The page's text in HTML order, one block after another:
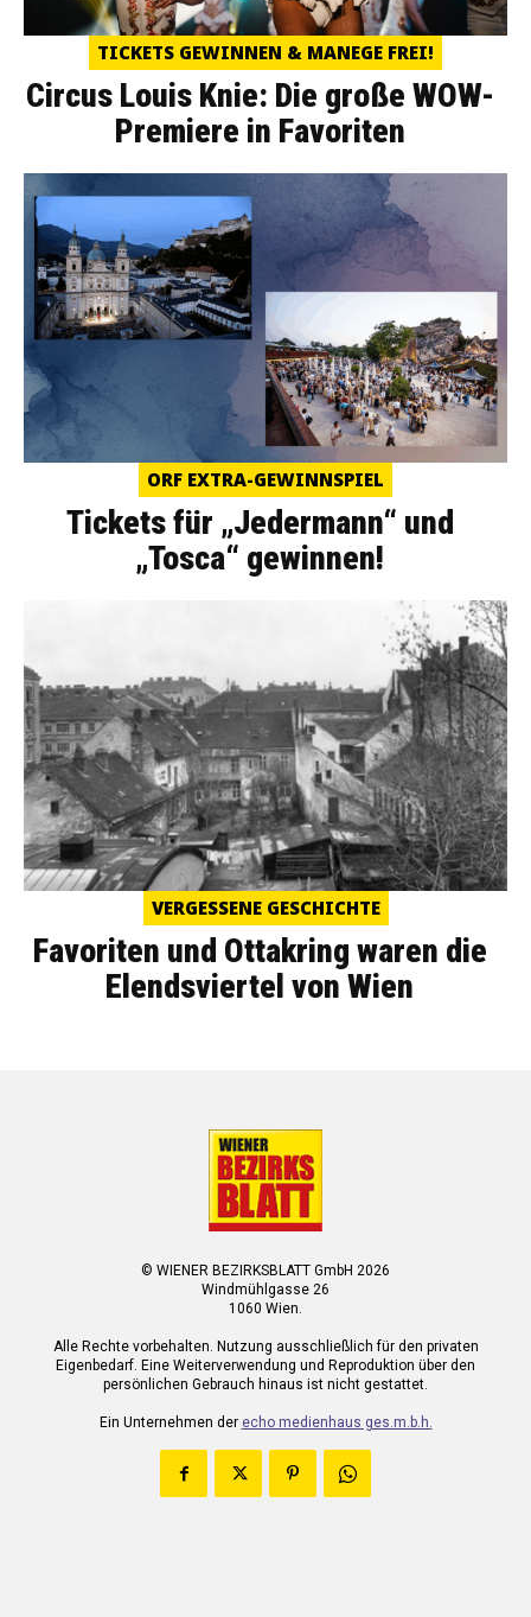
TICKETS GEWINNEN & MANEGE FREI!
Circus Louis Knie: Die große WOW-
Premiere in Favoriten
ORF EXTRA-GEWINNSPIEL
Tickets für „Jedermann“ und
„Tosca“ gewinnen!
VERGESSENE GESCHICHTE
Favoriten und Ottakring waren die
Elendsviertel von Wien
© WIENER BEZIRKSBLATT GmbH 2026
Windmühlgasse 26
1060 Wien.
Alle Rechte vorbehalten. Nutzung ausschließlich für den privaten
Eigenbedarf. Eine Weiterverwendung und Reproduktion über den
persönlichen Gebrauch hinaus ist nicht gestattet.
Ein Unternehmen der echo medienhaus ges.m.b.h.